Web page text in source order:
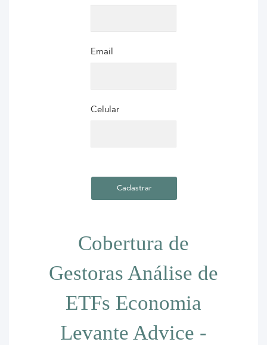
Email
Celular
Cobertura de
Gestoras Análise de
ETFs Economia
Levante Advice -